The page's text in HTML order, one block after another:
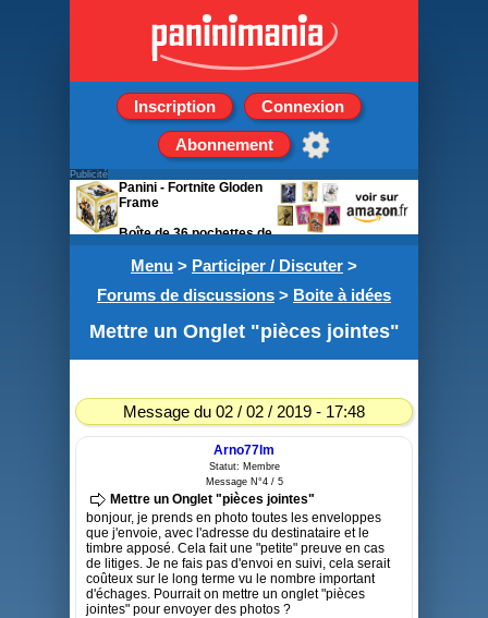
Inscription Connexion
Abonnement
Menu > Participer / Discuter >
Forums de discussions > Boite à idées
Mettre un Onglet "pièces jointes"
Message du 02 / 02 / 2019 - 17:48
Arno77lm
Statut: Membre
Message N°4 / 5
Mettre un Onglet "pièces jointes"
bonjour, je prends en photo toutes les enveloppes
que j'envoie, avec l'adresse du destinataire et le
timbre apposé. Cela fait une "petite" preuve en cas
de litiges. Je ne fais pas d'envoi en suivi, cela serait
coûteux sur le long terme vu le nombre important
d'échages. Pourrait on mettre un onglet "pièces
jointes" pour envoyer des photos ?
Publicité
Panini - Fortnite Gloden
Frame
Boîte de 36 pochettes de
5 stickers